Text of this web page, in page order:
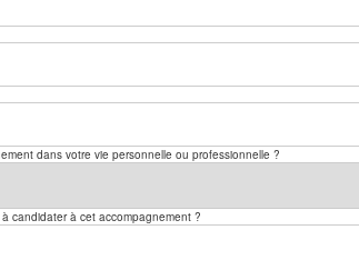
dans votre vie personnelle ou professionnelle ?
candidater à cet accompagnement ?